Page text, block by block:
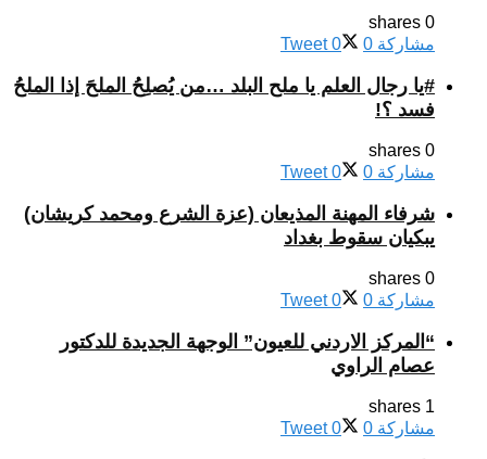
0 shares
مشاركة 0
Tweet 0
#يا رجال العلم يا ملح البلد …من يُصلِحُ الملحَ إذا الملحُ
فسد ؟!
0 shares
مشاركة 0
Tweet 0
شرفاء المهنة المذيعان (عزة الشرع ومحمد كريشان)
يبكيان سقوط بغداد
0 shares
مشاركة 0
Tweet 0
“المركز الاردني للعيون” الوجهة الجديدة للدكتور
عصام الراوي
1 shares
مشاركة 0
Tweet 0